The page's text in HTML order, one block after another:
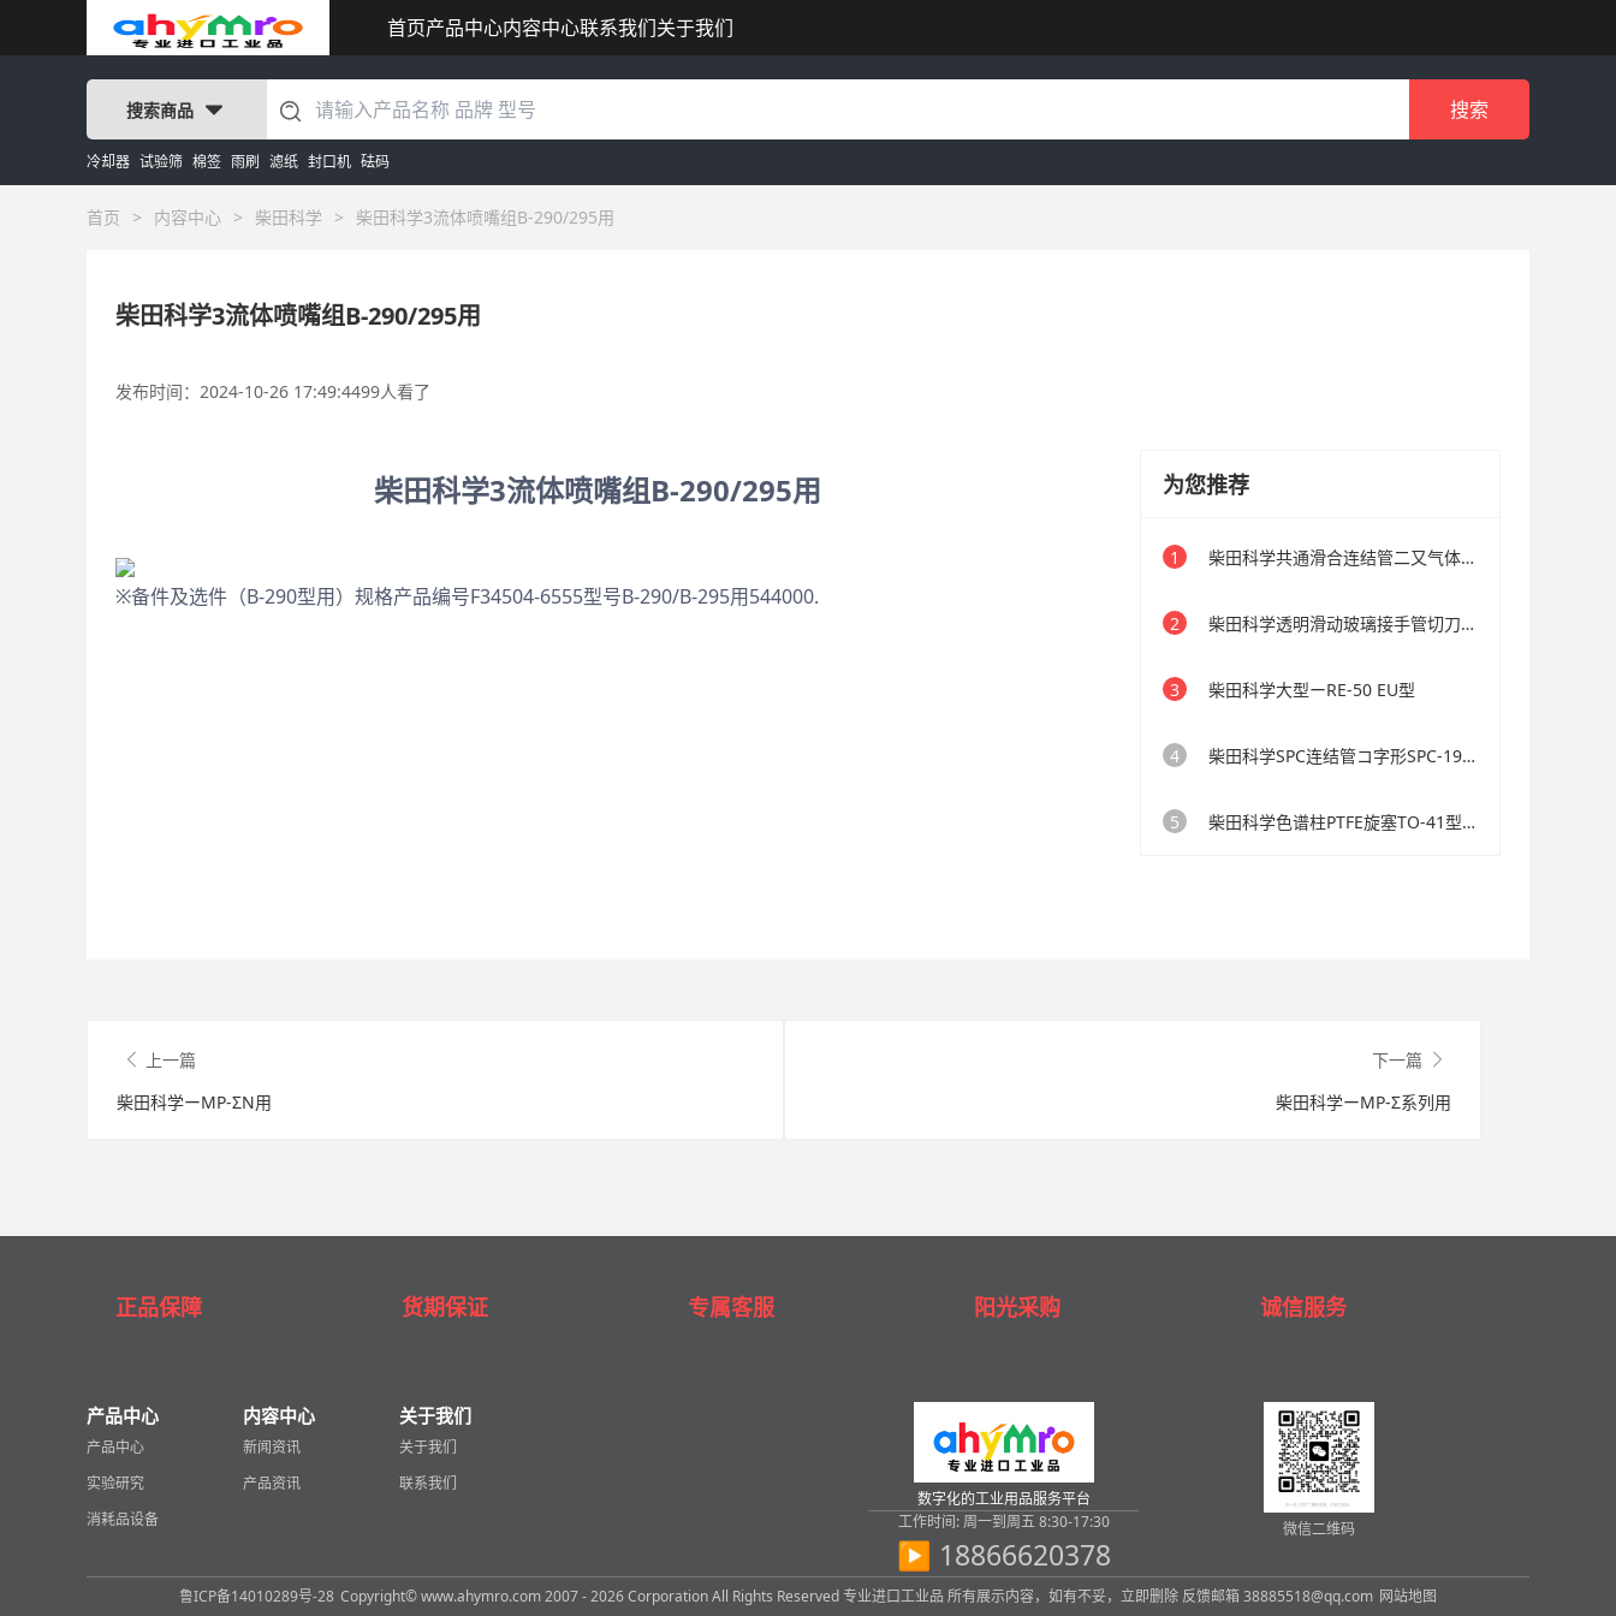
首页产品中心内容中心联系我们关于我们
搜索商品 搜索
冷却器 试验筛 棉签 雨刷 滤纸 封口机 砝码
首页 > 内容中心 > 柴田科学 > 柴田科学3流体喷嘴组B-290/295用
柴田科学3流体喷嘴组B-290/295用
发布时间：2024-10-26 17:49:4499人看了
柴田科学3流体喷嘴组B-290/295用
※备件及选件（B-290型用）规格产品编号F34504-6555型号B-290/B-295用544000.
为您推荐
1 柴田科学共通滑合连结管二又气体导入管付19/38-24/40
2 柴田科学透明滑动玻璃接手管切刀形40/38管外径48mm
3 柴田科学大型ーRE-50 EU型
4 柴田科学SPC连结管コ字形SPC-19-19200-24-17mm
5 柴田科学色谱柱PTFE旋塞TO-41型内径41.4mm长750~1400mm
上一篇
柴田科学ーMP-ΣN用
下一篇
柴田科学ーMP-Σ系列用
正品保障 货期保证 专属客服 阳光采购 诚信服务
产品中心
产品中心
实验研究
消耗品设备
内容中心
新闻资讯
产品资讯
关于我们
关于我们
联系我们
数字化的工业用品服务平台
工作时间: 周一到周五 8:30-17:30
▶ 18866620378
微信二维码
鲁ICP备14010289号-28 Copyright© www.ahymro.com 2007 - 2026 Corporation All Rights Reserved 专业进口工业品 所有展示内容，如有不妥，立即删除 反馈邮箱 38885518@qq.com 网站地图